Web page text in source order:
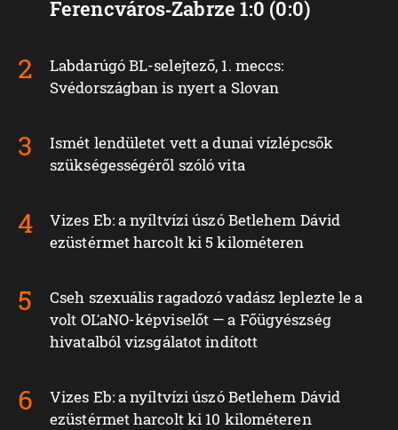
Ferencváros‑Zabrze 1:0 (0:0)
Labdarúgó BL-selejtező, 1. meccs:
Svédországban is nyert a Slovan
Ismét lendületet vett a dunai vízlépcsők
szükségességéről szóló vita
Vizes Eb: a nyíltvízi úszó Betlehem Dávid
ezüstérmet harcolt ki 5 kilométeren
Cseh szexuális ragadozó vadász leplezte le a
volt OĽaNO-képviselőt — a Főügyészség
hivatalból vizsgálatot indított
Vizes Eb: a nyíltvízi úszó Betlehem Dávid
ezüstérmet harcolt ki 10 kilométeren